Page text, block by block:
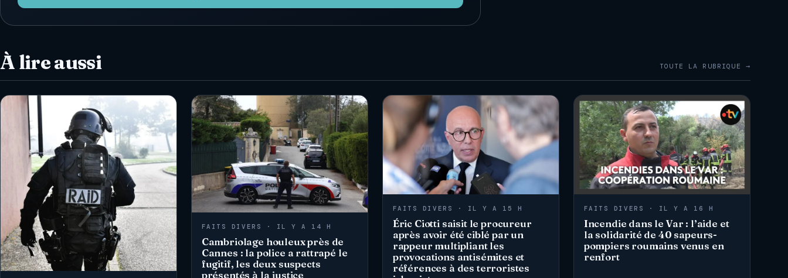
À lire aussi TOUTE LA RUBRIQUE →
FAITS DIVERS · IL Y A 14 H
Cambriolage houleux près de
Cannes : la police a rattrapé le
fugitif, les deux suspects
présentés à la justice
FAITS DIVERS · IL Y A 15 H
Éric Ciotti saisit le procureur
après avoir été ciblé par un
rappeur multipliant les
provocations antisémites et
références à des terroristes
FAITS DIVERS · IL Y A 16 H
Incendie dans le Var : l’aide et
la solidarité de 40 sapeurs-
pompiers roumains venus en
renfort